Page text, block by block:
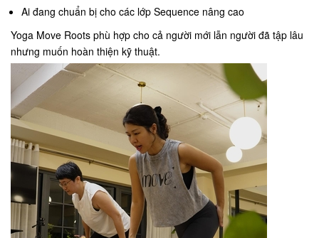
Ai đang chuẩn bị cho các lớp Sequence nâng cao
Yoga Move Roots phù hợp cho cả người mới lẫn người đã tập lâu
nhưng muốn hoàn thiện kỹ thuật.